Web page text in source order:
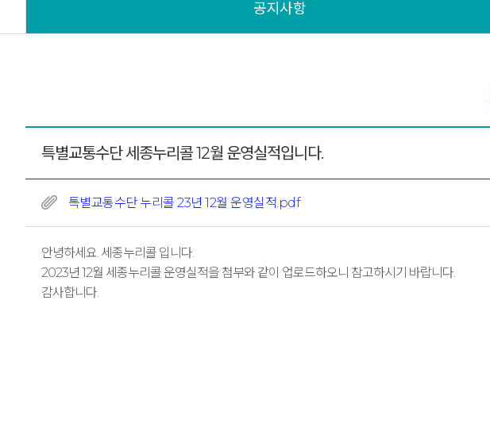
공지사항
특별교통수단 세종누리콜 12월 운영실적입니다.
특별교통수단 누리콜 23년 12월 운영실적.pdf
안녕하세요. 세종누리콜 입니다.
2023년 12월 세종누리콜 운영실적을 첨부와 같이 업로드하오니 참고하시기 바랍니다.
감사합니다.